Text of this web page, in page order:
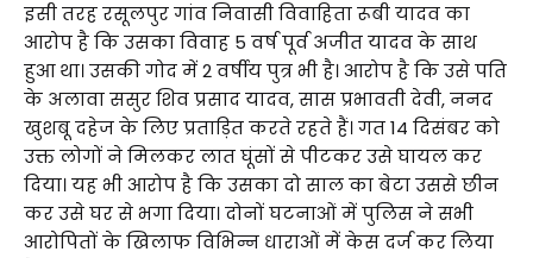
इसी तरह रसूलपुर गांव निवासी विवाहिता रूबी यादव का
आरोप है कि उसका विवाह 5 वर्ष पूर्व अजीत यादव के साथ
हुआ था। उसकी गोद में 2 वर्षीय पुत्र भी है। आरोप है कि उसे पति
के अलावा ससुर शिव प्रसाद यादव, सास प्रभावती देवी, ननद
खुशबू दहेज के लिए प्रताड़ित करते रहते हैं। गत 14 दिसंबर को
उक्त लोगों ने मिलकर लात घूंसों से पीटकर उसे घायल कर
दिया। यह भी आरोप है कि उसका दो साल का बेटा उससे छीन
कर उसे घर से भगा दिया। दोनों घटनाओं में पुलिस ने सभी
आरोपितों के खिलाफ विभिन्न धाराओं में केस दर्ज कर लिया